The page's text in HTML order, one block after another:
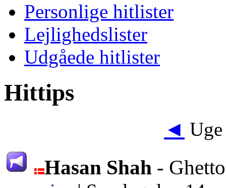
Personlige hitlister
Lejlighedslister
Udgåede hitlister
Hittips
◄
Hasan Shah -